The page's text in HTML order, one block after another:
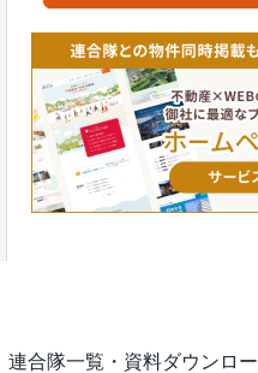
連合隊一覧・資料ダウンロー